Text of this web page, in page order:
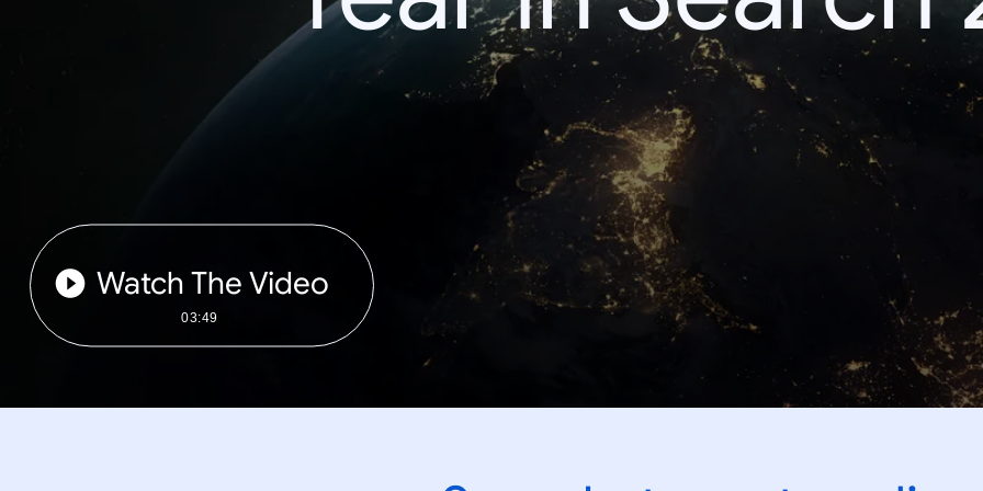
Watch The Video
03:49